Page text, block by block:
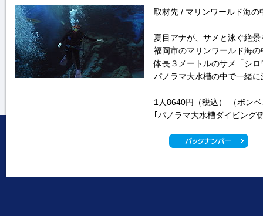
取材先 / マリンワールド海の
夏目アナが、サメと泳ぐ絶景
福岡市のマリンワールド海の
体長３メートルのサメ「シ
パノラマ大水槽の中で一緒
1人8640円（税込） （ボン
｢パノラマ大水槽ダイビング